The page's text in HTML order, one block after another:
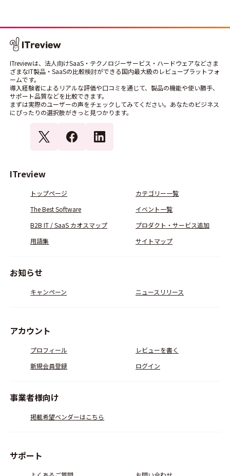
ITreviewは、法人向けSaaS・テクノロジーサービス・ハードウェアなどさま
ざまなIT製品・SaaSの比較検討ができる国内最大級のレビュープラットフォ
ームです。
導入経験者によるリアルな評価や口コミを通じて、製品の機能や使い勝手、
サポート品質などを比較できます。
まずは実際のユーザーの声をチェックしてみてください。あなたのビジネス
にぴったりの選択肢がきっと見つかります。
ITreview
トップページ
カテゴリー一覧
The Best Software
イベント一覧
B2B IT / SaaS カオスマップ
プロダクト・サービス追加
用語集
サイトマップ
お知らせ
キャンペーン ニュースリリース
アカウント
プロフィール
レビューを書く
新規会員登録
ログイン
事業者様向け
掲載希望ベンダーはこちら
サポート